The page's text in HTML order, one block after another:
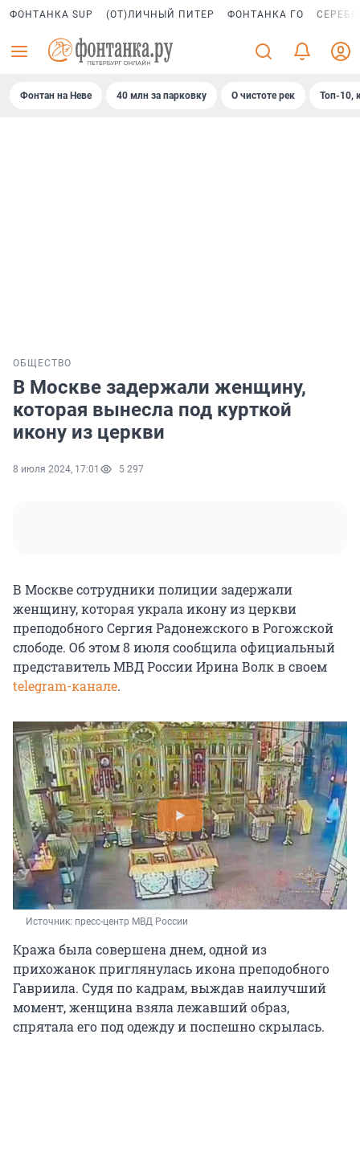
ФОНТАНКА SUP (ОТ)ЛИЧНЫЙ ПИТЕР ФОНТАНКА ГО
Фонтан на Неве 40 млн за парковку О чистоте рек Топ-10,
ОБЩЕСТВО
В Москве задержали женщину,
которая вынесла под курткой
икону из церкви
8 июля 2024, 17:01 5 297
В Москве сотрудники полиции задержали
женщину, которая украла икону из церкви
преподобного Сергия Радонежского в Рогожской
слободе. Об этом 8 июля сообщила официальный
представитель МВД России Ирина Волк в своем
telegram-канале.
Источник: пресс-центр МВД России
Кража была совершена днем, одной из
прихожанок приглянулась икона преподобного
Гавриила. Судя по кадрам, выждав наилучший
момент, женщина взяла лежавший образ,
спрятала его под одежду и поспешно скрылась.